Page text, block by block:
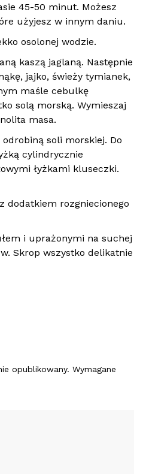
45-50 minut. Możesz
użyjesz w innym daniu.
osolonej wodzie.
kaszą jaglaną. Następnie
jajko, świeży tymianek,
maśle cebulkę
solą morską. Wymieszaj
masa.
soli morskiej. Do
cylindrycznie
łyżkami kluseczki.
dodatkiem rozgniecionego
i uprażonymi na suchej
Skrop wszystko delikatnie
opublikowany. Wymagane